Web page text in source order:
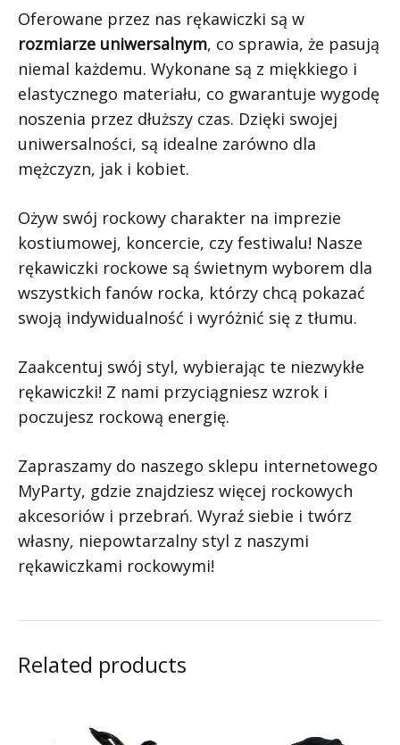
Oferowane przez nas rękawiczki są w
rozmiarze uniwersalnym, co sprawia, że pasują
niemal każdemu. Wykonane są z miękkiego i
elastycznego materiału, co gwarantuje wygodę
noszenia przez dłuższy czas. Dzięki swojej
uniwersalności, są idealne zarówno dla
mężczyzn, jak i kobiet.
Ożyw swój rockowy charakter na imprezie
kostiumowej, koncercie, czy festiwalu! Nasze
rękawiczki rockowe są świetnym wyborem dla
wszystkich fanów rocka, którzy chcą pokazać
swoją indywidualność i wyróżnić się z tłumu.
Zaakcentuj swój styl, wybierając te niezwykłe
rękawiczki! Z nami przyciągniesz wzrok i
poczujesz rockową energię.
Zapraszamy do naszego sklepu internetowego
MyParty, gdzie znajdziesz więcej rockowych
akcesoriów i przebrań. Wyraź siebie i twórz
własny, niepowtarzalny styl z naszymi
rękawiczkami rockowymi!
Related products